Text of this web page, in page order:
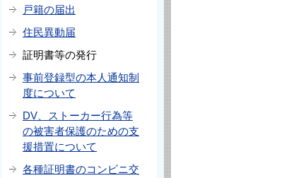
戸籍の届出
住民異動届
証明書等の発行
事前登録型の本人通知制
度について
DV、ストーカー行為等
の被害者保護のための支
援措置について
各種証明書のコンビニ交